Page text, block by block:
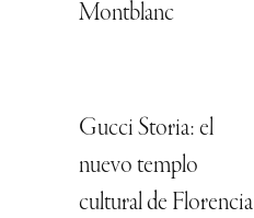
Montblanc
Gucci Storia: el
nuevo templo
cultural de Florencia